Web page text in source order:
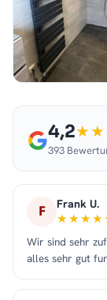
4,2
393
F Frank U.
Wir sind sehr
alles sehr gut